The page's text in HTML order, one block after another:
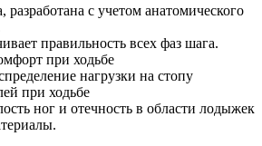
разработана с учетом анатомического
правильность всех фаз шага.
при ходьбе
нагрузки на стопу
при ходьбе
ног и отечность в области лодыжек